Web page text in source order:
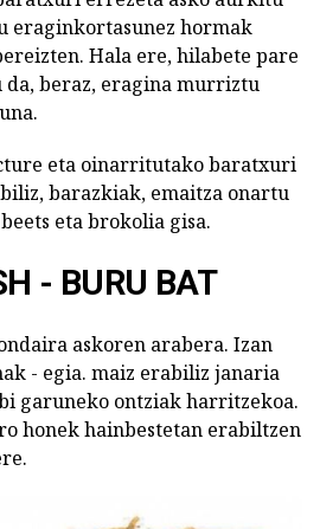
eraginkortasunez hormak
Hala ere, hilabete pare
beraz, eragina murriztu
eta oinarritutako baratxuri
barazkiak, emaitza onartu
eta brokolia gisa.
- BURU BAT
askoren arabera. Izan
- egia. maiz erabiliz janaria
garuneko ontziak harritzekoa.
honek hainbestetan erabiltzen